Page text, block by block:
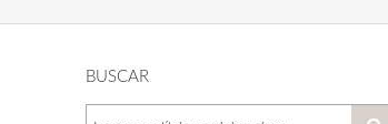
BUSCAR